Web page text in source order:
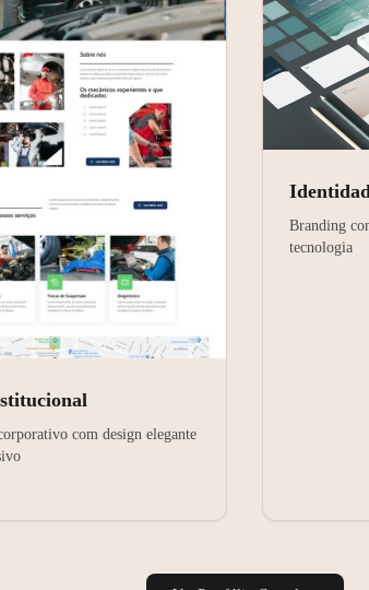
com design elegante
Branding
tecnologia